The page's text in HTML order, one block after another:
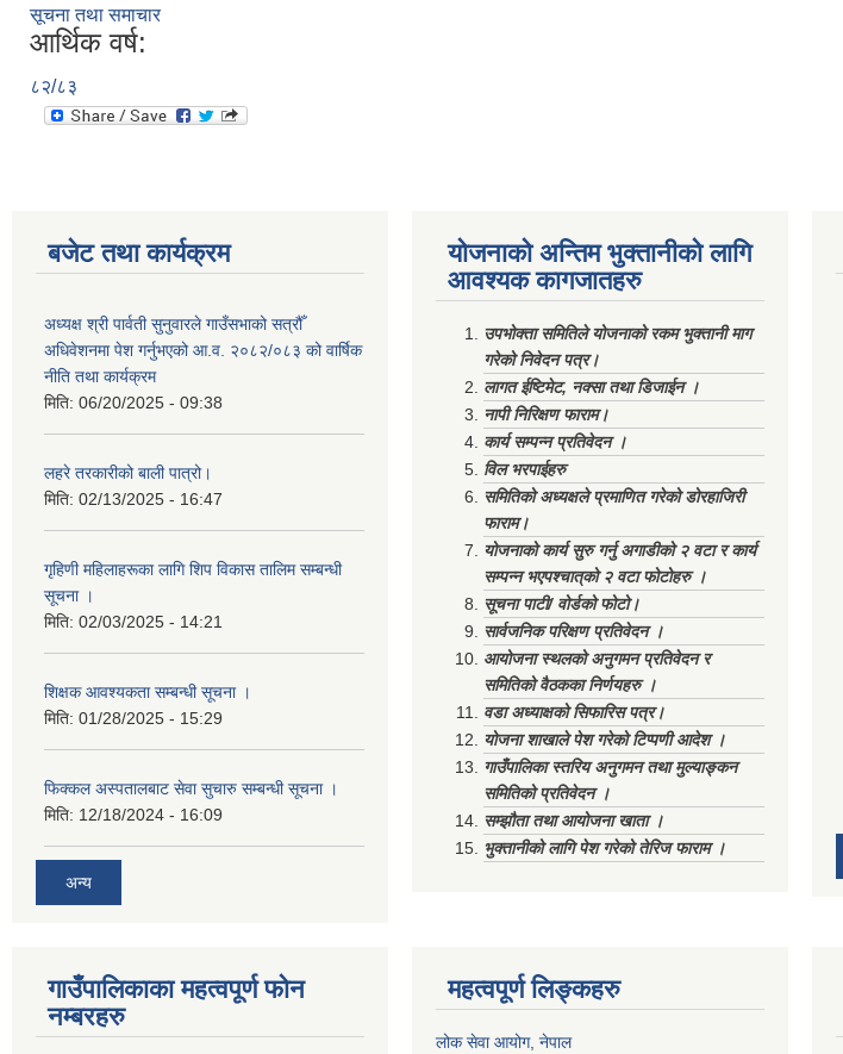
सूचना तथा समाचार
आर्थिक वर्ष:
८२/८३
बजेट तथा कार्यक्रम
अध्यक्ष श्री पार्वती सुनुवारले गाउँसभाको सत्रौँ
अधिवेशनमा पेश गर्नुभएको आ.व. २०८२/०८३ को वार्षिक
नीति तथा कार्यक्रम
मिति: 06/20/2025 - 09:38
लहरे तरकारीको बाली पात्रो।
मिति: 02/13/2025 - 16:47
गृहिणी महिलाहरूका लागि शिप विकास तालिम सम्बन्धी
सूचना ‌।
मिति: 02/03/2025 - 14:21
शिक्षक आवश्यकता सम्बन्धी सूचना ।
मिति: 01/28/2025 - 15:29
फिक्कल अस्पतालबाट सेवा सुचारु सम्बन्धी सूचना ।
मिति: 12/18/2024 - 16:09
अन्य
योजनाको अन्तिम भुक्तानीको लागि
आवश्यक कागजातहरु
उपभोक्ता समितिले योजनाको रकम भुक्तानी माग
गरेको निवेदन पत्र।
लागत ईष्टिमेट, नक्सा तथा डिजाईन ।
नापी निरिक्षण फाराम।
कार्य सम्पन्न प्रतिवेदन ।
विल भरपाईहरु
समितिको अध्यक्षले प्रमाणित गरेको डोरहाजिरी
फाराम।
योजनाको कार्य सुरु गर्नु अगाडीको २ वटा र कार्य
सम्पन्न भएपश्चात्‌को २ वटा फोटोहरु ।
सूचना पाटी/ वोर्डको फोटो।
सार्वजनिक परिक्षण प्रतिवेदन ।
आयोजना स्थलको अनुगमन प्रतिवेदन र
समितिको वैठकका निर्णयहरु ।
वडा अध्याक्षको सिफारिस पत्र।
योजना शाखाले पेश गरेको टिप्पणी आदेश ।
गाउँपालिका स्तरिय अनुगमन तथा मुल्याङ्कन
समितिको प्रतिवेदन ।
सम्झौता तथा आयोजना खाता ।
भुक्तानीको लागि पेश गरेको तेरिज फाराम ।
गाउँपालिकाका महत्वपूर्ण फोन
नम्बरहरु
महत्वपूर्ण लिङ्कहरु
लोक सेवा आयोग, नेपाल